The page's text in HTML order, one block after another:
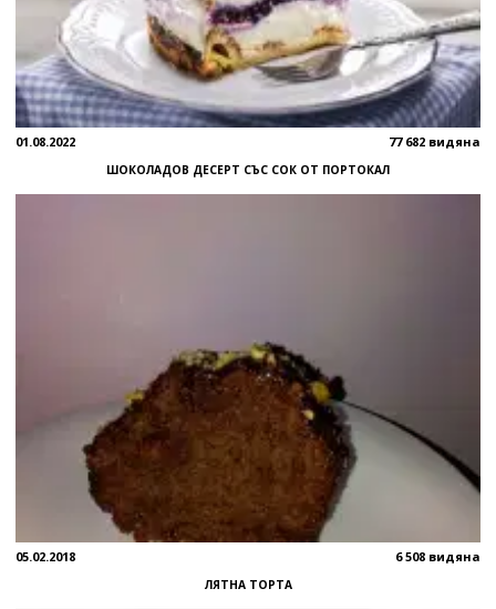
01.08.2022 77 682 видяна
ШОКОЛАДОВ ДЕСЕРТ СЪС СОК ОТ ПОРТОКАЛ
05.02.2018 6 508 видяна
ЛЯТНА ТОРТА